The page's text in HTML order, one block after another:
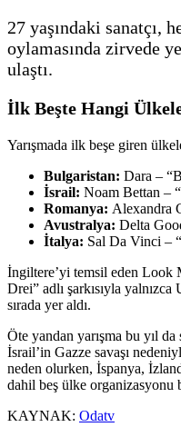
27 yaşındaki sanatçı,
oylamasında zirvede
ulaştı.
İlk Beşte Hangi
Yarışmada ilk beşe giren
Bulgaristan: Dara –
İsrail: Noam Bettan –
Romanya: Alexandra
Avustralya: Delta
İtalya: Sal Da Vinci –
İngiltere’yi temsil eden Look
Drei” adlı şarkısıyla
sırada yer aldı.
Öte yandan yarışma bu yıl
İsrail’in Gazze savaşı
neden olurken, İspanya,
dahil beş ülke organizasyonu
KAYNAK: Odatv